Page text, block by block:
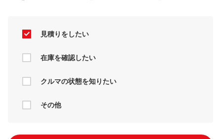
見積りをしたい
在庫を確認したい
クルマの状態を知りたい
その他